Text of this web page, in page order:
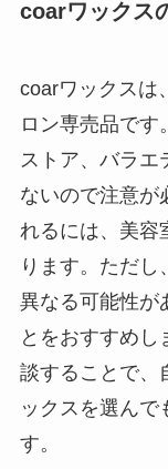
coarワックス
coarワックスは
ロン専売品で
ストア、バラ
ないので注意が
れるには、美容
ります。ただ
異なる可能性が
とをおすすめし
談することで、
ックスを選ん
す。